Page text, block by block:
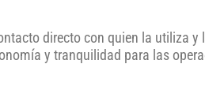
directo con quien la utiliza
y tranquilidad para las